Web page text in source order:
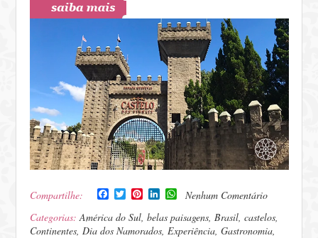
Compartilhe: Facebook
TwitterPinterestLinkedInWhatsApp
Nenhum Comentário
Categorias:América do Sul ,belas paisagens Brasil ,castelos
Continentes Dia dos Namorados Experiência ,Gastronomia